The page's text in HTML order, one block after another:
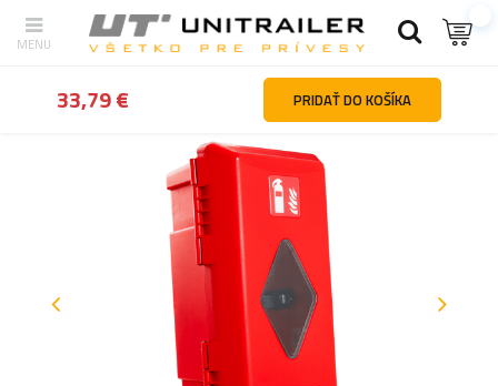
Späť Hlavná stránka Upevnenie nákladu Boxy na náradie a
33,79 € PRIDAŤ DO KOŠÍKA